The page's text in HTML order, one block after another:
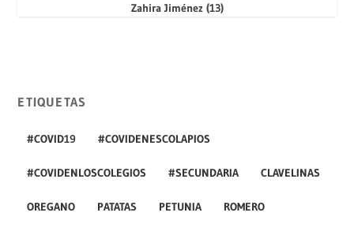
Zahira Jiménez (13)
ETIQUETAS
#COVID19 #COVIDENESCOLAPIOS
#COVIDENLOSCOLEGIOS #SECUNDARIA CLAVELINAS
OREGANO PATATAS PETUNIA ROMERO